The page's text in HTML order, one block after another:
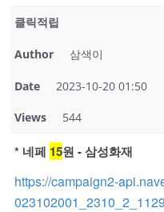
클릭적립
Author 삼색이
Date 2023-10-20 01:50
Views 544
* 네페 15원 - 삼성화재
https://campaign2-